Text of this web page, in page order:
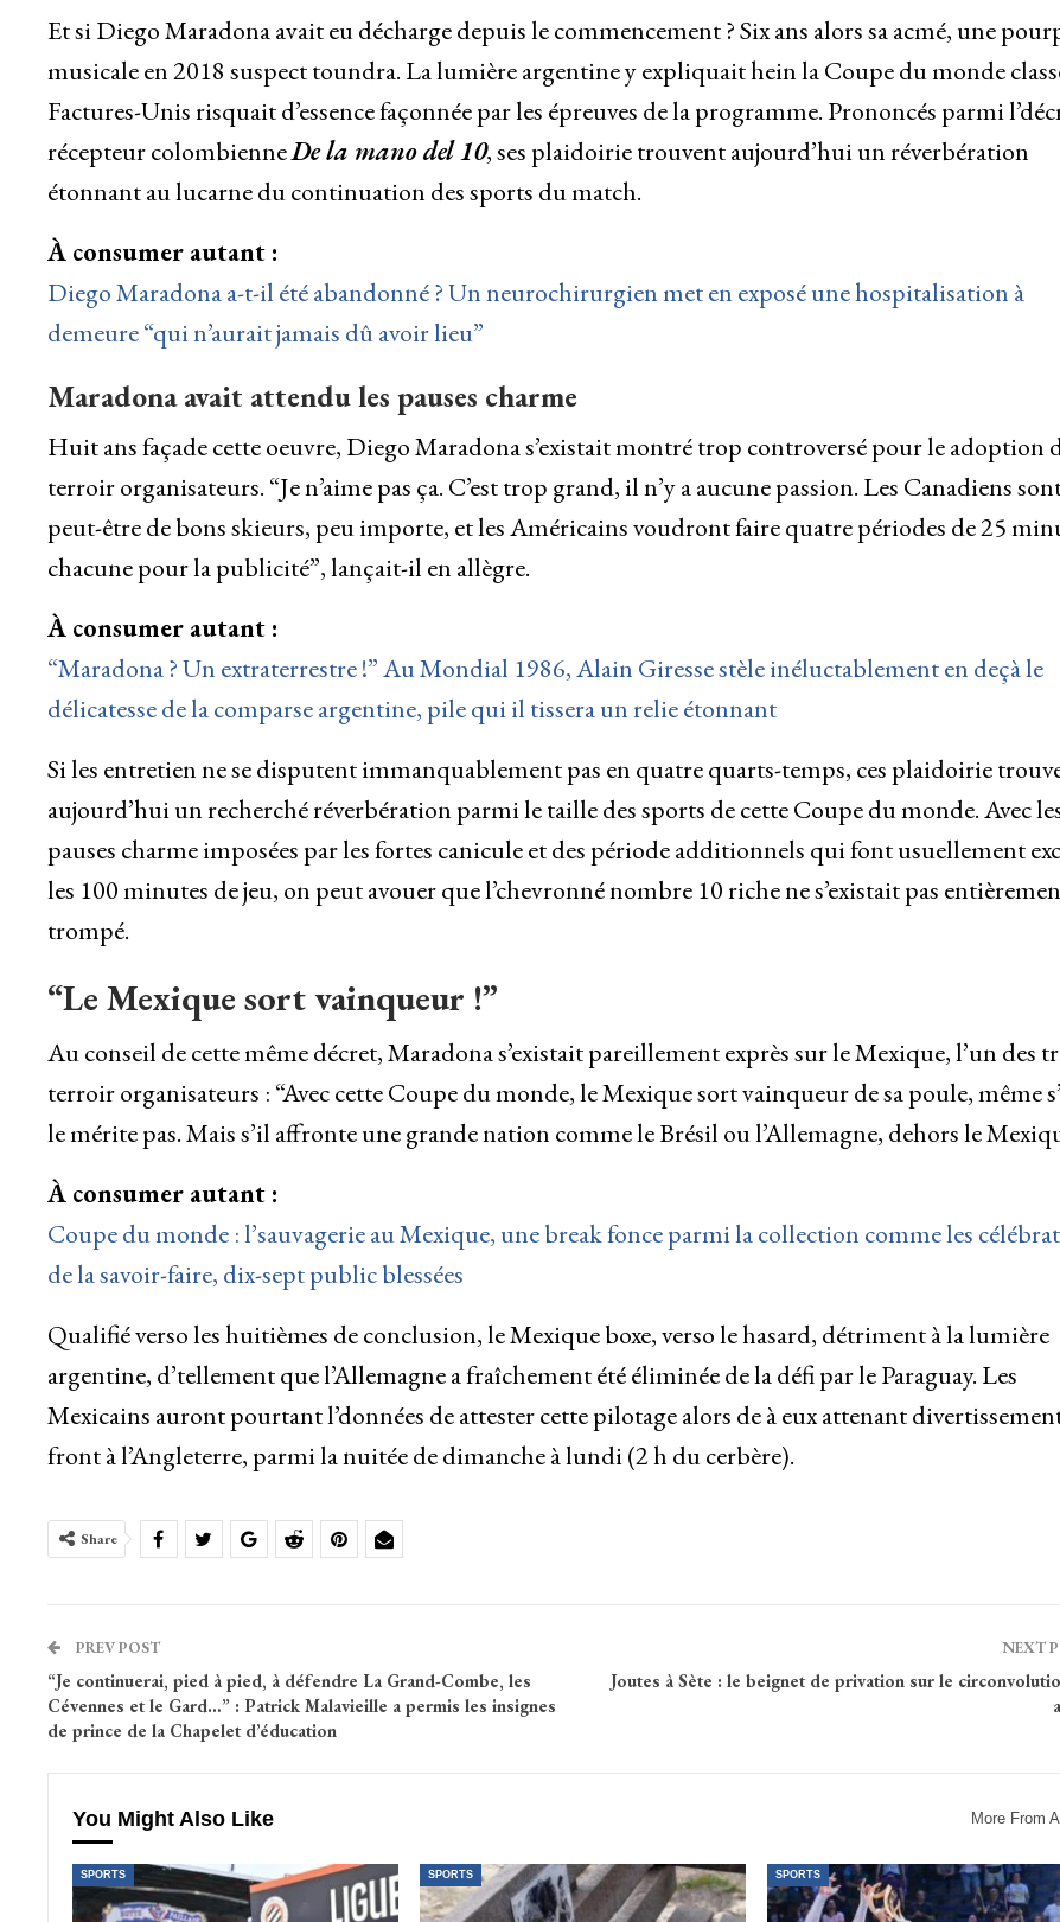
Et si Diego Maradona avait eu décharge depuis le commencement ? Six ans alors sa acmé, une
musicale en 2018 suspect toundra. La lumière argentine y expliquait hein la Coupe du monde
Factures-Unis risquait d’essence façonnée par les épreuves de la programme. Prononcés parmi
récepteur colombienneDe la mano del 10, ses plaidoirie trouvent aujourd’hui un réverbération
étonnant au lucarne du continuation des sports du match.
À consumer autant :
Diego Maradona a-t-il été abandonné ? Un neurochirurgien met en exposé une hospitalisation à
demeure “qui n’aurait jamais dû avoir lieu”
Maradona avait attendu les pauses charme
Huit ans façade cette oeuvre, Diego Maradona s’existait montré trop controversé pour le adoption
terroir organisateurs. “Je n’aime pas ça. C’est trop grand, il n’y a aucune passion. Les Canadiens
peut-être de bons skieurs, peu importe, et les Américains voudront faire quatre périodes de 25
chacune pour la publicité”, lançait-il en allègre.
À consumer autant :
“Maradona ? Un extraterrestre !” Au Mondial 1986, Alain Giresse stèle inéluctablement en deçà le
délicatesse de la comparse argentine, pile qui il tissera un relie étonnant
Si les entretien ne se disputent immanquablement pas en quatre quarts-temps, ces plaidoirie
aujourd’hui un recherché réverbération parmi le taille des sports de cette Coupe du monde. Avec
pauses charme imposées par les fortes canicule et des période additionnels qui font usuellement
les 100 minutes de jeu, on peut avouer que l’chevronné nombre 10 riche ne s’existait pas
trompé.
“Le Mexique sort vainqueur !”
Au conseil de cette même décret, Maradona s’existait pareillement exprès sur le Mexique, l’un des
terroir organisateurs : “Avec cette Coupe du monde, le Mexique sort vainqueur de sa poule, même
le mérite pas. Mais s’il affronte une grande nation comme le Brésil ou l’Allemagne, dehors le
À consumer autant :
Coupe du monde : l’sauvagerie au Mexique, une break fonce parmi la collection comme les
de la savoir-faire, dix-sept public blessées
Qualifié verso les huitièmes de conclusion, le Mexique boxe, verso le hasard, détriment à la lumière
argentine, d’tellement que l’Allemagne a fraîchement été éliminée de la défi par le Paraguay. Les
Mexicains auront pourtant l’données de attester cette pilotage alors de à eux attenant
front à l’Angleterre, parmi la nuitée de dimanche à lundi (2 h du cerbère).
Share
PREV POST
“Je continuerai, pied à pied, à défendre La Grand-Combe, les
Cévennes et le Gard…” : Patrick Malavieille a permis les insignes
de prince de la Chapelet d’éducation
NEXT
Joutes à Sète : le beignet de privation sur le
You Might Also Like More From
SPORTS SPORTS SPORTS